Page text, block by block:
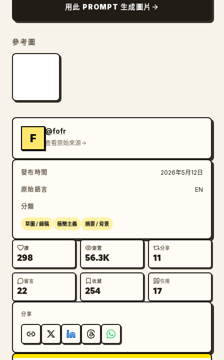
用此 PROMPT 生成圖片
參考圖
F
@fofr
查看原始來源
發布時間 2026年5月12日
原始語言 EN
分類
草圖 / 線稿 極簡主義 摘要 / 背景
讚
298
瀏覽
56.3K
分享
11
留言
22
收藏
254
引用
17
分享